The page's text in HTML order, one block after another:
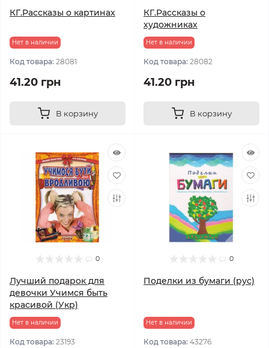
КГ.Рассказы о картинах
Нет в наличии
Код товара: 28081
41.20 грн
В корзину
КГ.Рассказы о
художниках
Нет в наличии
Код товара: 28082
41.20 грн
В корзину
0
Лучший подарок для
девочки Учимся быть
красивой (Укр)
Нет в наличии
Код товара: 23193
0
Поделки из бумаги (рус)
Нет в наличии
Код товара: 43276